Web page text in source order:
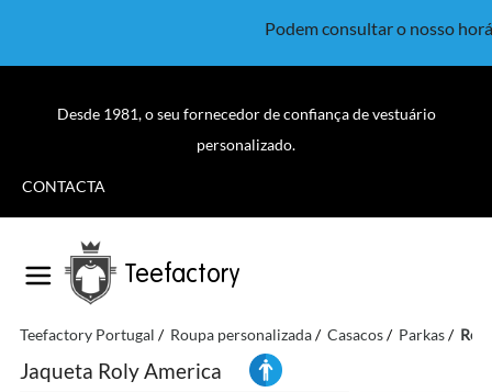
Podem consultar o nosso
Desde 1981, o seu fornecedor de confiança de vestuário
personalizado.
CONTACTA
Teefactory
Teefactory Portugal Roupa personalizada Casacos Parkas
Jaqueta Roly America